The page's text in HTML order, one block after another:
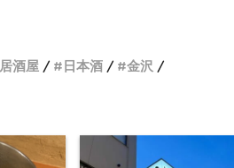
居酒屋 日本酒
金沢